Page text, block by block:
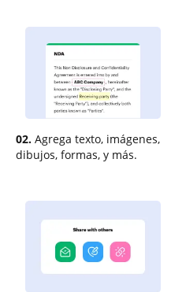
02. Agrega texto, imágenes,
dibujos, formas, y más.